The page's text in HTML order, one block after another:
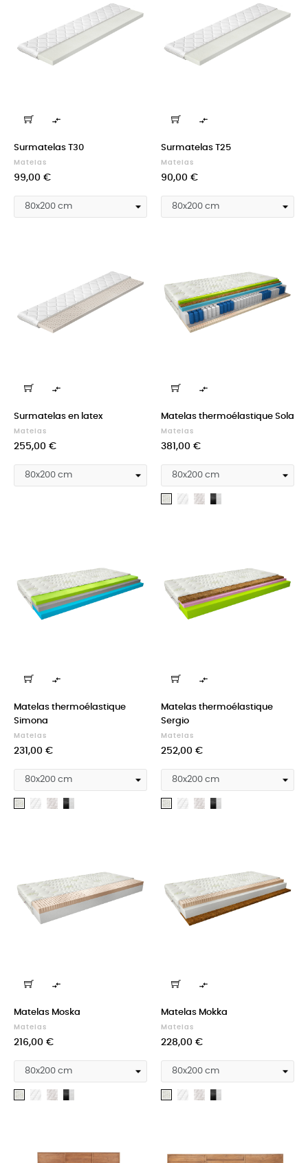

Surmatelas T30
Matelas
Prix
99,00 €

Surmatelas T25
Matelas
Prix
90,00 €

Surmatelas en latex
Matelas
Prix
255,00 €

Matelas thermoélastique Sola
Matelas
Prix
381,00 €
Aloevera
Medicott
Silk Cashmere

Matelas thermoélastique
Simona
Matelas
Prix
231,00 €
Aloevera
Medicott
Silk Cashmere

Matelas thermoélastique
Sergio
Matelas
Prix
252,00 €
Aloevera
Medicott
Silk Cashmere

Matelas Moska
Matelas
Prix
216,00 €
Aloevera
Medicott
Silk Cashmere

Matelas Mokka
Matelas
Prix
228,00 €
Aloevera
Medicott
Silk Cashmere